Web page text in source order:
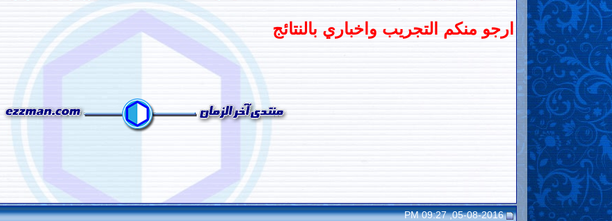
ارجو منكم التجريب واخباري بالنتائج
05-08-2016, 09:27 PM